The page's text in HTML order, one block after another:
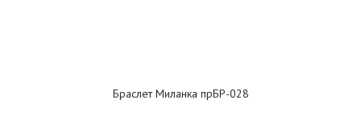
Браслет Миланка прБР-028